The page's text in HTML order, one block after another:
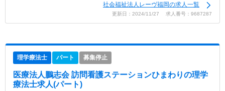
社会福祉法人レーヴ福岡の求人一覧
更新日：2024/11/27 求人番号：9687287
理学療法士 パート 募集停止
医療法人鵬志会 訪問看護ステーションひまわりの理学
療法士求人(パート)